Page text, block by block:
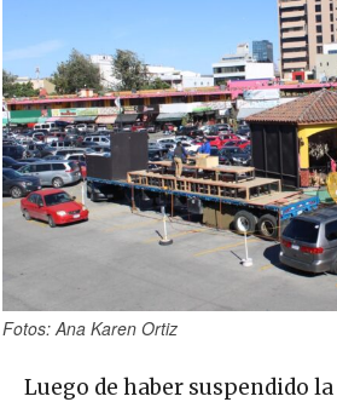
Fotos: Ana Karen Ortiz
Luego de haber suspendido